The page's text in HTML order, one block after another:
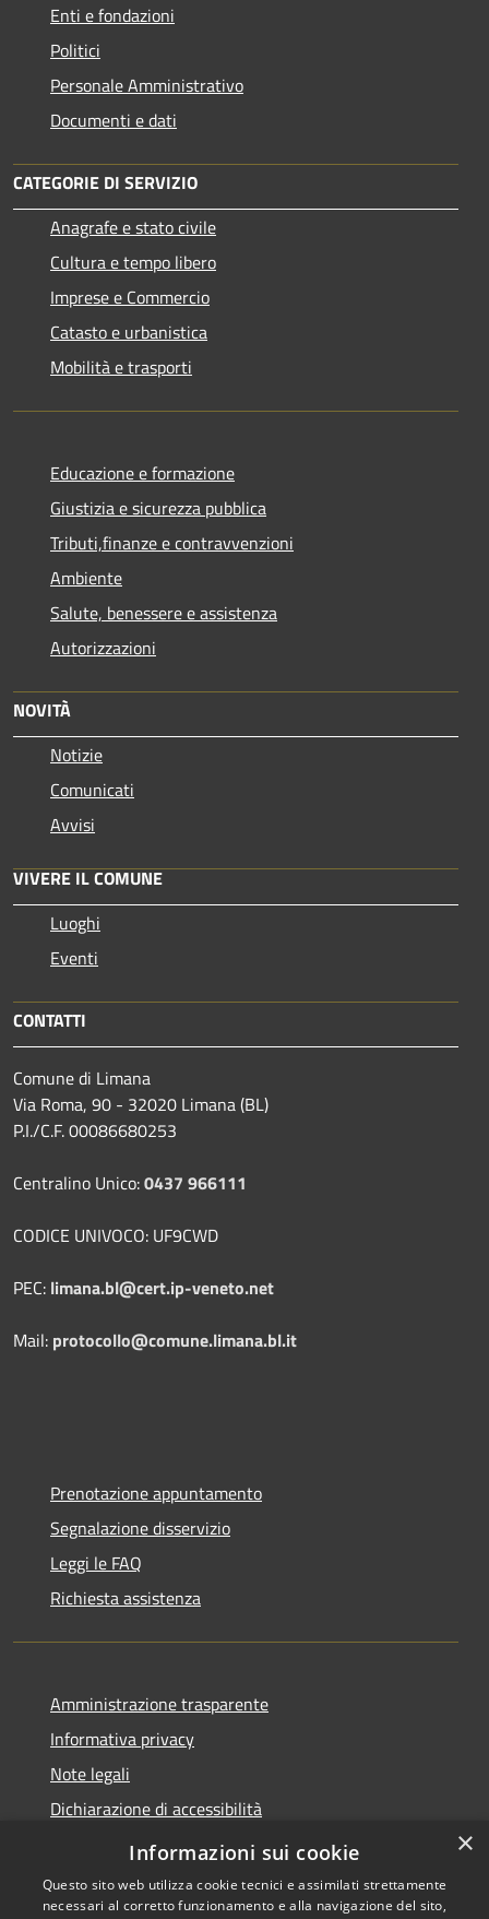
Enti e fondazioni
Politici
Personale Amministrativo
Documenti e dati
CATEGORIE DI SERVIZIO
Anagrafe e stato civile
Cultura e tempo libero
Imprese e Commercio
Catasto e urbanistica
Mobilità e trasporti
Educazione e formazione
Giustizia e sicurezza pubblica
Tributi,finanze e contravvenzioni
Ambiente
Salute, benessere e assistenza
Autorizzazioni
NOVITÀ
Notizie
Comunicati
Avvisi
VIVERE IL COMUNE
Luoghi
Eventi
CONTATTI
Comune di Limana
Via Roma, 90 - 32020 Limana (BL)
P.I./C.F. 00086680253
Centralino Unico:0437 966111
CODICE UNIVOCO: UF9CWD
PEC: limana.bl@cert.ip-veneto.net
Mail: protocollo@comune.limana.bl.it
Prenotazione appuntamento
Segnalazione disservizio
Leggi le FAQ
Richiesta assistenza
Amministrazione trasparente
Informativa privacy
Note legali
Dichiarazione di accessibilità
Moduli Privacy Amministrazione trasparente
×
Informazioni sui cookie
Questo sito web utilizza cookie tecnici e assimilati strettamente
necessari al corretto funzionamento e alla navigazione del sito,